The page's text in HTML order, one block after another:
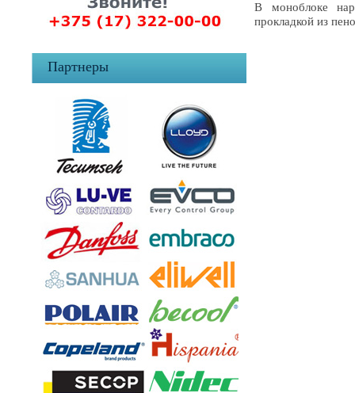
Партнеры
В моноблоке
прокладкой из